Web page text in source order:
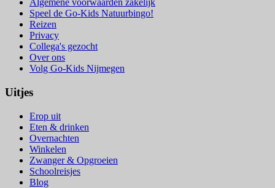
Algemene voorwaarden zakelijk
Speel de Go-Kids Natuurbingo!
Reizen
Privacy
Collega's gezocht
Over ons
Volg Go-Kids Nijmegen
Uitjes
Erop uit
Eten & drinken
Overnachten
Winkelen
Zwanger & Opgroeien
Schoolreisjes
Blog